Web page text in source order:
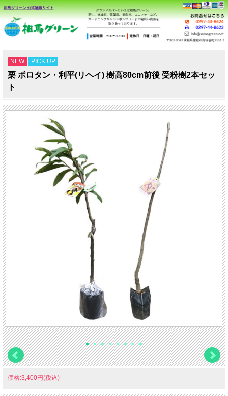
NEW PICK UP
栗 ポロタン・利平(リヘイ) 樹高80cm前後 受粉樹2本セッ
ト
価格:3,400円(税込)